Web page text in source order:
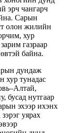
эрч чангарч
Сарын
олон жилийн
хур
газраар
байна.
дундаж
хур тунадас
бусад нутгаар
эхээр ихэнх
уярах